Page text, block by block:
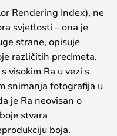
Rendering Index), ne
svjetlosti – ona je
strane, opisuje
različitih predmeta.
visokim Ra u vezi s
snimanja fotografija u
je Ra neovisan o
stvara
boja.